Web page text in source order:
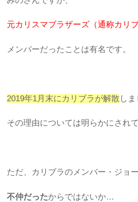
元カリスマブラザーズ（通称カリ
メンバーだったことは有名です。
2019年1月末にカリブラが解散 しま
その理由については明らかにされ
ただ、カリブラのメンバー・ジョ
不仲だったからではないか…